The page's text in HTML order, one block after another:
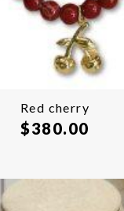
Red cherry
$380.00